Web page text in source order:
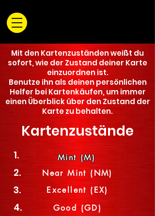
Mit den Kartenzuständen weißt du
sofort, wie der Zustand deiner Karte
einzuordnen ist.
Benutze ihn als deinen persönlichen
Helfer bei Kartenkäufen, um immer
einen Überblick über den Zustand der
Karte zu behalten.
Kartenzustände
1.
2.
3.
4.
Mint (M)
Near Mint (NM)
Excellent (EX)
Good (GD)